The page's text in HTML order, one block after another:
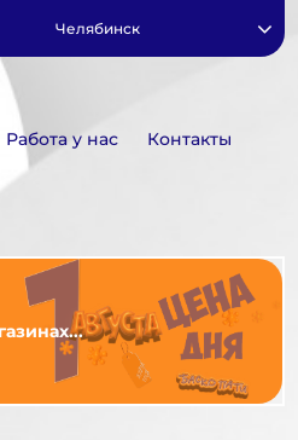
Челябинск
Работа у нас Контакты